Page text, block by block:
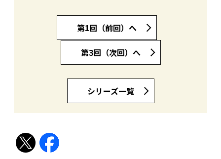
第1回（前回）へ
第3回（次回）へ
シリーズ一覧